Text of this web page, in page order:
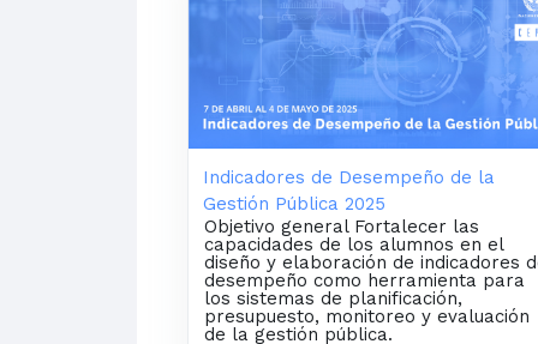
Indicadores de Desempeño de la
Gestión Pública 2025
Objetivo general Fortalecer las
capacidades de los alumnos en el
diseño y elaboración de indicadores
desempeño como herramienta para
los sistemas de planificación,
presupuesto, monitoreo y evaluación
de la gestión pública.